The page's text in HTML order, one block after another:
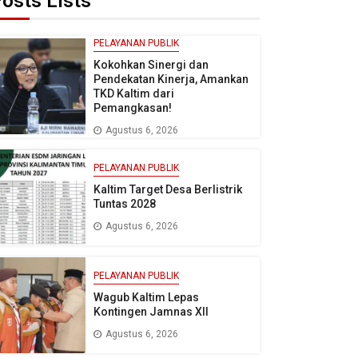
PELAYANAN PUBLIK
Kokohkan Sinergi dan
Pendekatan Kinerja, Amankan
TKD Kaltim dari
Pemangkasan!
Agustus 6, 2026
PELAYANAN PUBLIK
Kaltim Target Desa Berlistrik
Tuntas 2028
Agustus 6, 2026
PELAYANAN PUBLIK
Wagub Kaltim Lepas
Kontingen Jamnas XII
Agustus 6, 2026